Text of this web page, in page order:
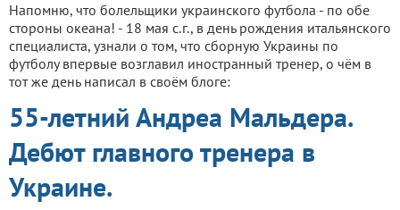
Напомню, что болельщики украинского футбола - по обе
стороны океана! - 18 мая с.г., в день рождения итальянского
специалиста, узнали о том, что сборную Украины по
футболу впервые возглавил иностранный тренер, о чём в
тот же день написал в своём блоге:
55-летний Андреа Мальдера.
Дебют главного тренера в
Украине.